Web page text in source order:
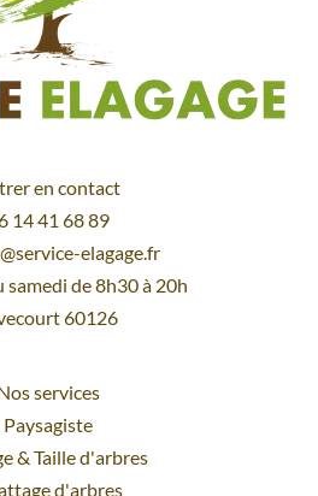
en contact
14 41 68 89
elagage.fr
samedi de 8h30 à 20h
60126
services
Paysagiste
& Taille d'arbres
d'arbres